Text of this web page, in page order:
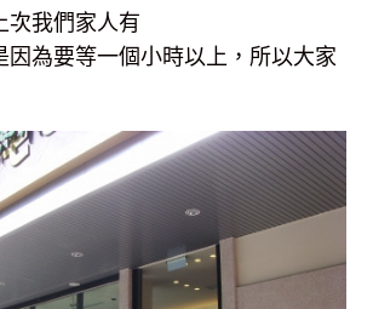
次我們家人有
因為要等一個小時以上，所以大家